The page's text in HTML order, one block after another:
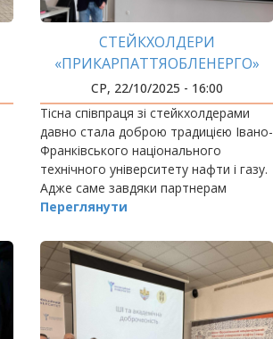
СТЕЙКХОЛДЕРИ
«ПРИКАРПАТТЯОБЛЕНЕРГО»
ДІЛЯТЬСЯ ДОСВІДОМ
СР, 22/10/2025 - 16:00
Тісна співпраця зі стейкхолдерами
давно стала доброю традицією Івано-
Франківського національного
технічного університету нафти і газу.
Адже саме завдяки партнерам
університет формує сучасну й
майбутніх фахівців.
Переглянути